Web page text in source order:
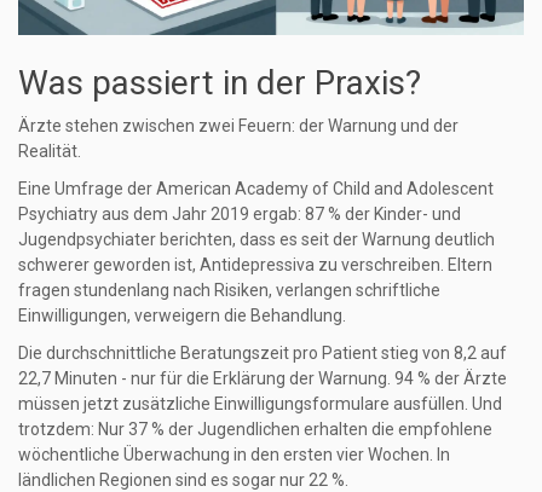
Was passiert in der Praxis?
Ärzte stehen zwischen zwei Feuern: der Warnung und der
Realität.
Eine Umfrage der American Academy of Child and Adolescent
Psychiatry aus dem Jahr 2019 ergab: 87 % der Kinder- und
Jugendpsychiater berichten, dass es seit der Warnung deutlich
schwerer geworden ist, Antidepressiva zu verschreiben. Eltern
fragen stundenlang nach Risiken, verlangen schriftliche
Einwilligungen, verweigern die Behandlung.
Die durchschnittliche Beratungszeit pro Patient stieg von 8,2 auf
22,7 Minuten - nur für die Erklärung der Warnung. 94 % der Ärzte
müssen jetzt zusätzliche Einwilligungsformulare ausfüllen. Und
trotzdem: Nur 37 % der Jugendlichen erhalten die empfohlene
wöchentliche Überwachung in den ersten vier Wochen. In
ländlichen Regionen sind es sogar nur 22 %.